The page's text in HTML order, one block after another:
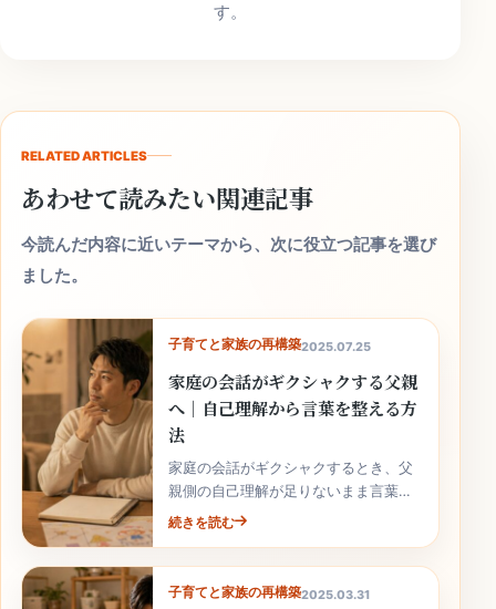
す。
RELATED ARTICLES
あわせて読みたい関連記事
今読んだ内容に近いテーマから、次に役立つ記事を選び
ました。
子育てと家族の再構築2025.07.25
家庭の会話がギクシャクする父親
へ｜自己理解から言葉を整える方
法
家庭の会話がギクシャクするとき、父
親側の自己理解が足りないまま言葉を
重ねると、家族に届きにくくなりま
続きを読む
子育てと家族の再構築2025.03.31